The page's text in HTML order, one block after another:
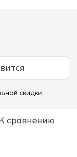
скидки
сравнению